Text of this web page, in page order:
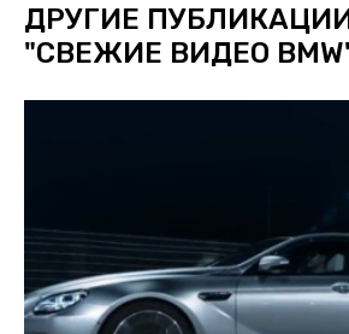
ДРУГИЕ
"СВЕЖИЕ ВИДЕО BMW